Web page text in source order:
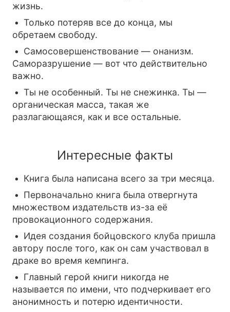
жизнь.
Только потеряв все до конца, мы
обретаем свободу.
Самосовершенствование — онанизм.
Саморазрушение — вот что действительно
важно.
Ты не особенный. Ты не снежинка. Ты —
органическая масса, такая же
разлагающаяся, как и все остальные.
Интересные факты
Книга была написана всего за три месяца.
Первоначально книга была отвергнута
множеством издательств из-за её
провокационного содержания.
Идея создания бойцовского клуба пришла
автору после того, как он сам участвовал в
драке во время кемпинга.
Главный герой книги никогда не
называется по имени, что подчеркивает его
анонимность и потерю идентичности.